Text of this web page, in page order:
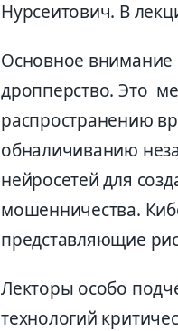
Нурсеитович. В
Основное внимание
дропперство. Это
распространению
обналичиванию
нейросетей для
мошенничества.
представляющие
Лекторы особо
технологий